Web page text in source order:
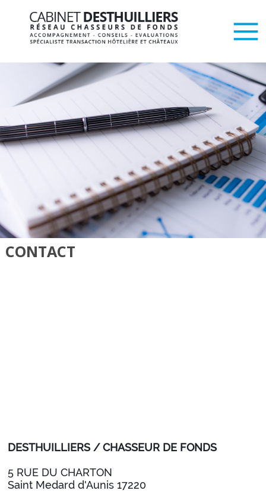
CONTACT
DESTHUILLIERS / CHASSEUR DE FONDS
5 RUE DU CHARTON
Saint Medard d'Aunis 17220